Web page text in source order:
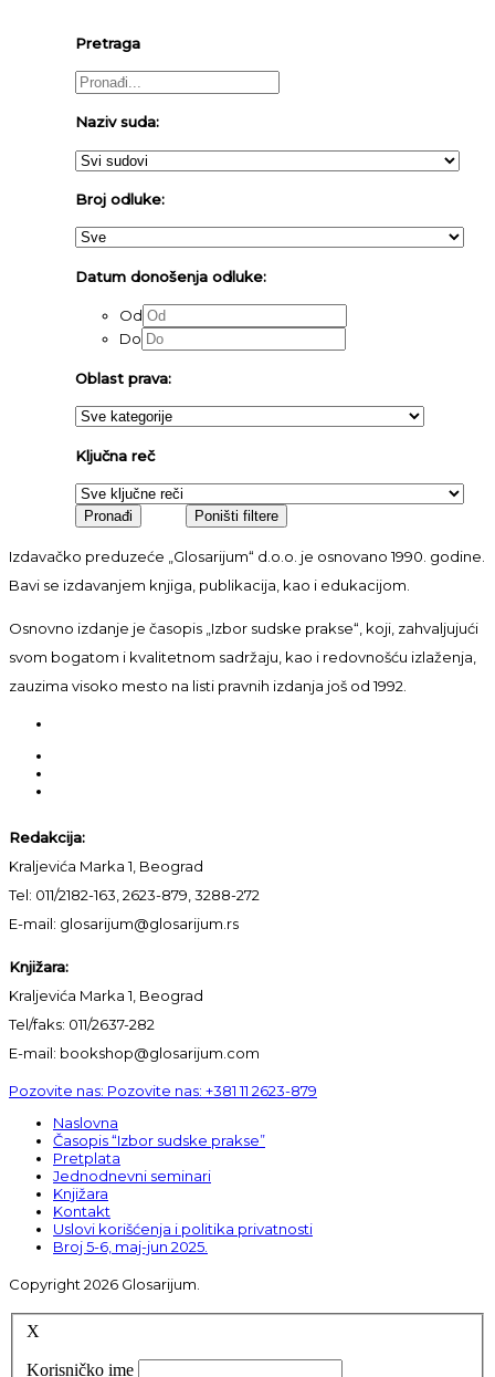
Pretraga
Naziv suda:
Broj odluke:
Datum donošenja odluke:
Od
Do
Oblast prava:
Ključna reč
Izdavačko preduzeće „Glosarijum“ d.o.o. je osnovano 1990. godine.
Bavi se izdavanjem knjiga, publikacija, kao i edukacijom.
Osnovno izdanje je časopis „Izbor sudske prakse“, koji, zahvaljujući
svom bogatom i kvalitetnom sadržaju, kao i redovnošću izlaženja,
zauzima visoko mesto na listi pravnih izdanja još od 1992.
Redakcija:
Kraljevića Marka 1, Beograd
Tel: 011/2182-163, 2623-879, 3288-272
E-mail: glosarijum@glosarijum.rs
Knjižara:
Kraljevića Marka 1, Beograd
Tel/faks: 011/2637-282
E-mail: bookshop@glosarijum.com
Pozovite nas: Pozovite nas: +381 11 2623-879
Naslovna
Časopis “Izbor sudske prakse”
Pretplata
Jednodnevni seminari
Knjižara
Kontakt
Uslovi korišćenja i politika privatnosti
Broj 5-6, maj-jun 2025.
Copyright 2026 Glosarijum.
X
Korisničko ime